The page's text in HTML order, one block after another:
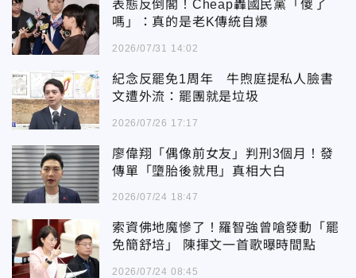
表態反倒閣！Cheap轟國民黨「傻了
嗎」：真的是老K傳統自爆
2026/07/31 14:02
紀念反罷免1周年 牛煦庭提私人臉書
文遭外流：罷團就是垃圾
2026/07/26 17:17
廖偉翔「偶像前女友」判刑3個月！發
傳單「墮胎後就甩」真相大白
2026/07/24 18:47
索資佛地魔慘了！羅智強曾嗆發動「罷
免簡舒培」 陳揮文一首歌曝時間點
2026/07/24 08:45